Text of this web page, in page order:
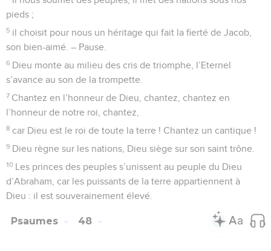
pieds ;
5 il choisit pour nous un héritage qui fait la fierté de Jacob,
son bien-aimé. – Pause.
6 Dieu monte au milieu des cris de triomphe, l’Eternel
s’avance au son de la trompette.
7 Chantez en l’honneur de Dieu, chantez, chantez en
l’honneur de notre roi, chantez,
8 car Dieu est le roi de toute la terre ! Chantez un cantique !
9 Dieu règne sur les nations, Dieu siège sur son saint trône.
10 Les princes des peuples s’unissent au peuple du Dieu
d’Abraham, car les puissants de la terre appartiennent à
Dieu : il est souverainement élevé.
Psaumes 48